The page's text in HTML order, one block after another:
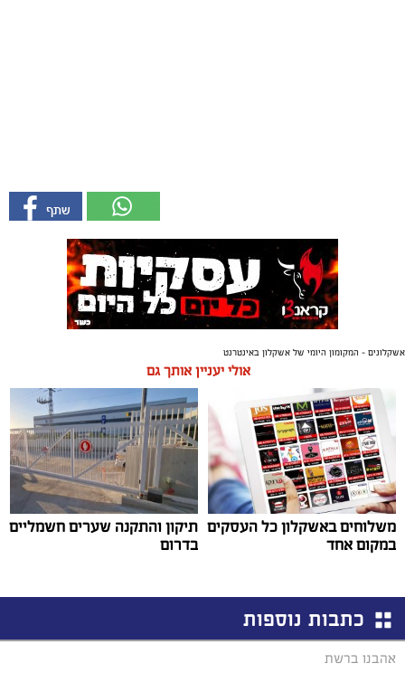
אשקלונים - המקומון היומי של אשקלון באינטרנט
אולי יעניין אותך גם
משלוחים באשקלון כל העסקים
במקום אחד
תיקון והתקנה שערים חשמליים
בדרום
כתבות נוספות
אהבנו ברשת